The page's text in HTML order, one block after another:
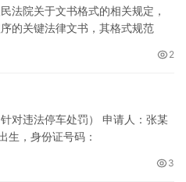
法院关于文书格式的相关规定，
的关键法律文书，其格式规范
2
对违法停车处罚） 申请人：张某
生，身份证号码：
3